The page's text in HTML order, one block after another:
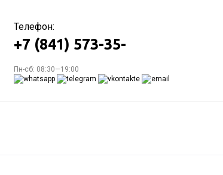
Телефон:
+7 (841) 573-35-
Пн-сб: 08:30—19:00